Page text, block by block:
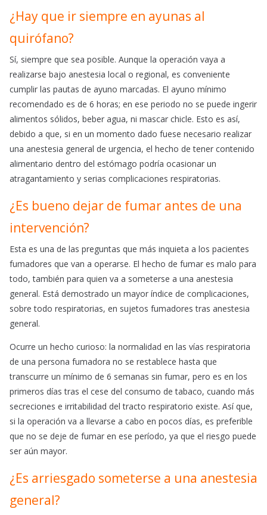
¿Hay que ir siempre en ayunas al
quirófano?
Sí, siempre que sea posible. Aunque la operación vaya a
realizarse bajo anestesia local o regional, es conveniente
cumplir las pautas de ayuno marcadas. El ayuno mínimo
recomendado es de 6 horas; en ese periodo no se puede ingerir
alimentos sólidos, beber agua, ni mascar chicle. Esto es así,
debido a que, si en un momento dado fuese necesario realizar
una anestesia general de urgencia, el hecho de tener contenido
alimentario dentro del estómago podría ocasionar un
atragantamiento y serias complicaciones respiratorias.
¿Es bueno dejar de fumar antes de una
intervención?
Esta es una de las preguntas que más inquieta a los pacientes
fumadores que van a operarse. El hecho de fumar es malo para
todo, también para quien va a someterse a una anestesia
general. Está demostrado un mayor índice de complicaciones,
sobre todo respiratorias, en sujetos fumadores tras anestesia
general.
Ocurre un hecho curioso: la normalidad en las vías respiratoria
de una persona fumadora no se restablece hasta que
transcurre un mínimo de 6 semanas sin fumar, pero es en los
primeros días tras el cese del consumo de tabaco, cuando más
secreciones e irritabilidad del tracto respiratorio existe. Así que,
si la operación va a llevarse a cabo en pocos días, es preferible
que no se deje de fumar en ese período, ya que el riesgo puede
ser aún mayor.
¿Es arriesgado someterse a una anestesia
general?